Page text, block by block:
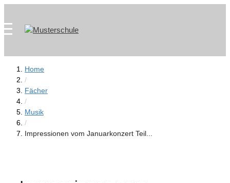
springen
content
Home
/
Fächer
/
Musik
/
Impressionen vom Januarkonzert Teil...